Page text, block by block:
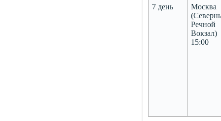
7 день
Москва
Речной
Вокзал)
15:00